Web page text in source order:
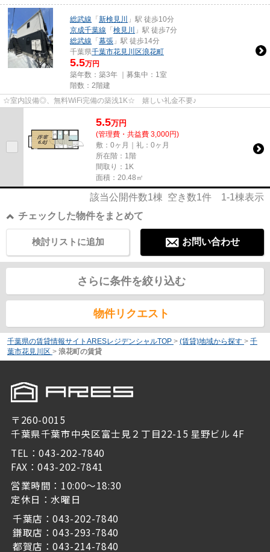
総武線 「新検見川
」駅 徒歩10分
京成千葉線 「検見川
」駅 徒歩7分
総武線 「幕張 」駅 徒歩14分
千葉県千葉市花見川区浪花町
5.5万円
築年数：築3年 ｜募集中： 1室
階数：2階建
☆室内設備◎、無料WiFi完備の築浅1K☆ 嬉しい礼金不要♪
5.5万円
(管理費・共益費 3,000円)
敷：0ヶ月｜礼：0ヶ月
所在階：1階
間取り：1K
面積：20.48㎡
該当公開件数1棟 空き数1件 1-1棟表示
チェックした物件をまとめて
お問い合わせ
検討リストに追加
さらに条件を絞り込む
物件リクエスト
千葉県の賃貸情報サイトARESレジデンシャルTOP > (賃貸)地域から探す > 千
葉市花見川区 > 浪花町の賃貸
〒260-0015
千葉県千葉市中央区富士見２丁目22-15 星野ビル 4F
TEL：043-202-7840
FAX：043-202-7841
営業時間：10:00～18:30
定休日：水曜日
千葉店：043-202-7840
鎌取店：043-293-7840
都賀店：043-214-7840